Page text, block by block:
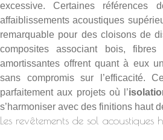
excessive. Certaines références
affaiblissements acoustiques
remarquable pour des cloisons de
composites associant bois, fibres
amortissantes offrent quant à eux
sans compromis sur l’efficacité.
parfaitement aux projets où l’
s’harmoniser avec des finitions haut
Les revêtements de sol acoustiques